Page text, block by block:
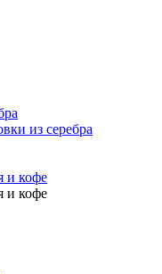
из серебра
и кофе
и кофе